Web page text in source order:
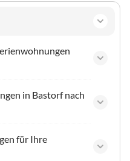
in Bastorf nach
für Ihre